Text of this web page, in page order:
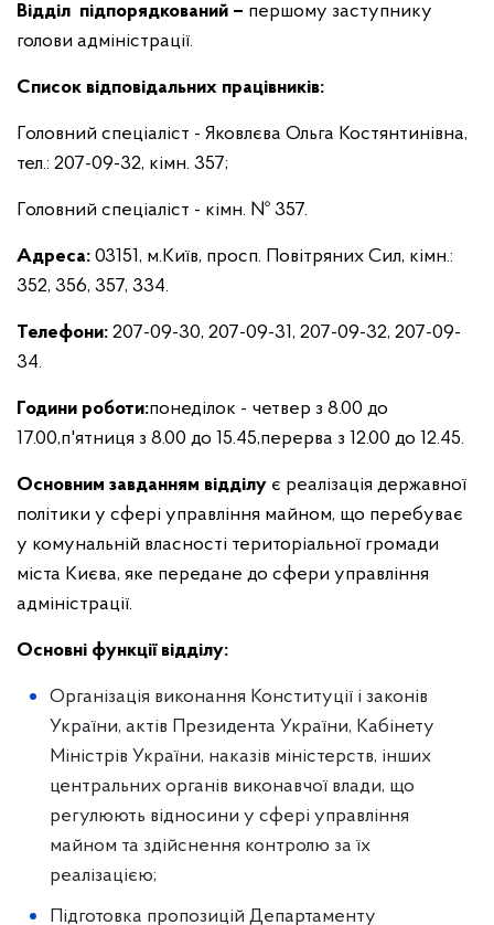
Відділ підпорядкований – першому заступнику
голови адміністрації.
Список відповідальних працівників:
Головний спеціаліст - Яковлєва Ольга Костянтинівна,
тел.: 207-09-32, кімн. 357;
Головний спеціаліст - кімн. № 357.
Адреса: 03151, м.Київ, просп. Повітряних Сил, кімн.:
352, 356, 357, 334.
Телефони: 207-09-30, 207-09-31, 207-09-32, 207-09-
34.
Години роботи:понеділок - четвер з 8.00 до
17.00,п'ятниця з 8.00 до 15.45,перерва з 12.00 до 12.45.
Основним завданням відділу є реалізація державної
політики у сфері управління майном, що перебуває
у комунальній власності територіальної громади
міста Києва, яке передане до сфери управління
адміністрації.
Основні функції відділу:
Організація виконання Конституції і законів
України, актів Президента України, Кабінету
Міністрів України, наказів міністерств, інших
центральних органів виконавчої влади, що
регулюють відносини у сфері управління
майном та здійснення контролю за їх
реалізацією;
Підготовка пропозицій Департаменту